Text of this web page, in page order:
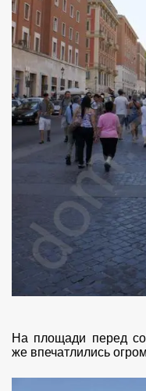
На площади перед
же впечатлились